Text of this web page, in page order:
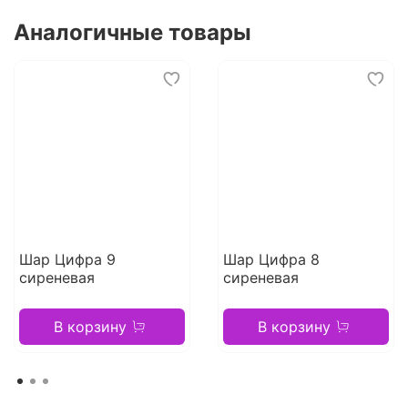
Аналогичные товары
Шар Цифра 9
сиреневая
В корзину
Шар Цифра 8
сиреневая
В корзину